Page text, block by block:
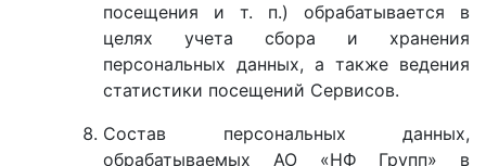
посещения и т. п.) обрабатывается в
целях учета сбора и хранения
персональных данных, а также ведения
статистики посещений Сервисов.
Состав персональных данных,
обрабатываемых АО «НФ Групп» в